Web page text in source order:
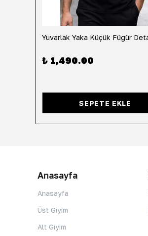
₺ 1,490.00
SEPETE EKLE
Anasayfa
Anasayfa
Üst Giyim
Alt Giyim